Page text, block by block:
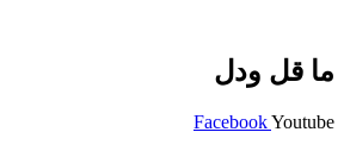
ما قل ودل
FacebookYoutube